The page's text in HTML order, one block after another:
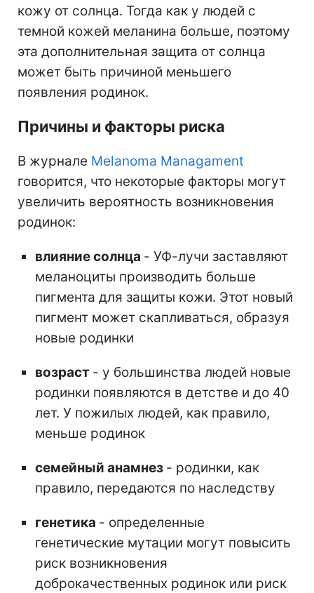
кожу от солнца. Тогда как у людей с
темной кожей меланина больше, поэтому
эта дополнительная защита от солнца
может быть причиной меньшего
появления родинок.
Причины и факторы риска
В журнале Melanoma Managament
говорится, что некоторые факторы могут
увеличить вероятность возникновения
родинок:
влияние солнца - УФ-лучи заставляют
меланоциты производить больше
пигмента для защиты кожи. Этот новый
пигмент может скапливаться, образуя
новые родинки
возраст - у большинства людей новые
родинки появляются в детстве и до 40
лет. У пожилых людей, как правило,
меньше родинок
семейный анамнез - родинки, как
правило, передаются по наследству
генетика - определенные
генетические мутации могут повысить
риск возникновения
доброкачественных родинок или риск